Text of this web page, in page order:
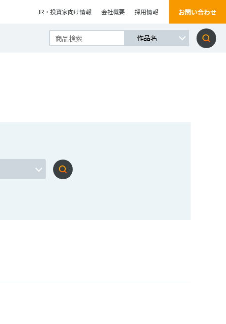
IR・投資家向け情報 会社概要 採用情報 お問い合わせ